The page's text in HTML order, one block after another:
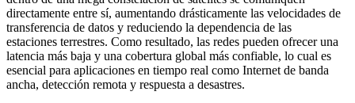
directamente entre sí, aumentando drásticamente las velocidades de
transferencia de datos y reduciendo la dependencia de las
estaciones terrestres. Como resultado, las redes pueden ofrecer una
latencia más baja y una cobertura global más confiable, lo cual es
esencial para aplicaciones en tiempo real como Internet de banda
ancha, detección remota y respuesta a desastres.